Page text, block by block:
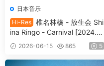
日本音乐
Hi-Res 椎名林檎 - 放生会 Shi
ina Ringo - Carnival [2024.0
5.29] [24Bit/96kHz] [Hi-Res
Flac 0.98GB]
2026-06-15 865 5